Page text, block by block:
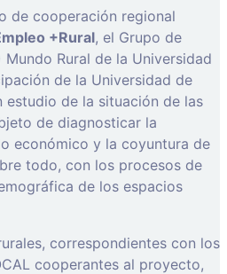
de cooperación regional
+Rural, el Grupo de
Mundo Rural de la Universidad
de la Universidad de
estudio de la situación de las
de diagnosticar la
económico y la coyuntura de
todo, con los procesos de
de los espacios
correspondientes con los
cooperantes al proyecto,